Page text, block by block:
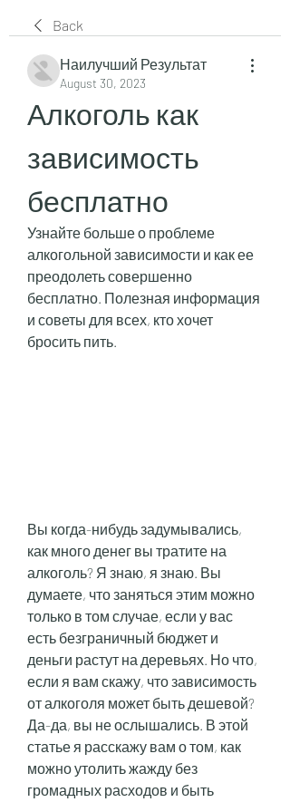
Back
Наилучший Результат
August 30, 2023
Алкоголь как
зависимость
бесплатно
Узнайте больше о проблеме
алкогольной зависимости и как ее
преодолеть совершенно
бесплатно. Полезная информация
и советы для всех, кто хочет
бросить пить.
Вы когда-нибудь задумывались,
как много денег вы тратите на
алкоголь? Я знаю, я знаю. Вы
думаете, что заняться этим можно
только в том случае, если у вас
есть безграничный бюджет и
деньги растут на деревьях. Но что,
если я вам скажу, что зависимость
от алкоголя может быть дешевой?
Да-да, вы не ослышались. В этой
статье я расскажу вам о том, как
можно утолить жажду без
громадных расходов и быть